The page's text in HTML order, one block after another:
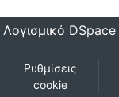
Λογισμικό DSpace
Ρυθμίσεις
cookie